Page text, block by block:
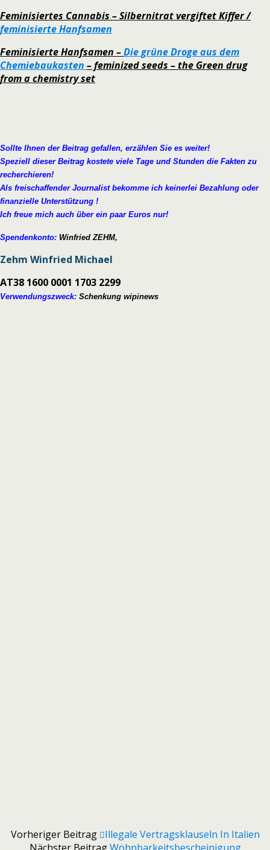
Feminisiertes Cannabis – Silbernitrat vergiftet Kiffer /
feminisierte Hanfsamen
Feminisierte Hanfsamen –Die grüne Droge aus dem
Chemiebaukasten – feminized seeds – the Green drug
from a chemistry set
Sollte Ihnen der Beitrag gefallen, erzählen Sie es weiter!
Speziell dieser Beitrag kostete viele Tage und Stunden die Fakten zu
recherchieren!
Als freischaffender Journalist bekomme ich keinerlei Bezahlung oder
finanzielle Unterstützung !
Ich freue mich auch über ein paar Euros nur!
Spendenkonto: Winfried ZEHM,
Zehm Winfried Michael
AT38 1600 0001 1703 2299
Verwendungszweck: Schenkung wipinews
Vorheriger Beitrag
Illegale Vertragsklauseln In Italien